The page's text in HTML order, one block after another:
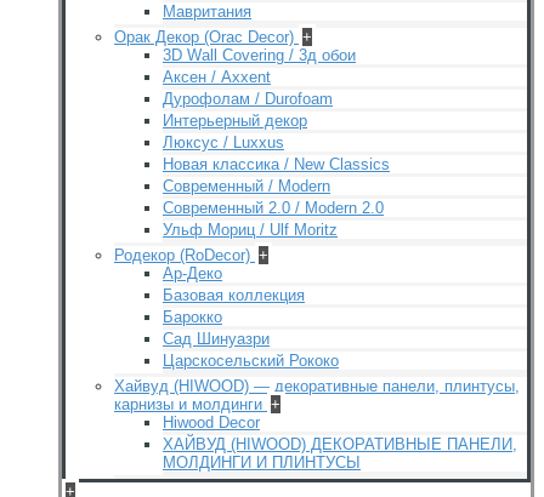
Мавритания
Орак Декор (Orac Decor) +
3D Wall Covering / 3д обои
Аксен / Axxent
Дурофолам / Durofoam
Интерьерный декор
Люксус / Luxxus
Новая классика / New Classics
Современный / Modern
Современный 2.0 / Modern 2.0
Ульф Мориц / Ulf Moritz
Родекор (RoDecor) +
Ар-Деко
Базовая коллекция
Барокко
Сад Шинуазри
Царскосельский Рококо
Хайвуд (HIWOOD) — декоративные панели, плинтусы,
карнизы и молдинги +
Hiwood Decor
ХАЙВУД (HIWOOD) ДЕКОРАТИВНЫЕ ПАНЕЛИ,
МОЛДИНГИ И ПЛИНТУСЫ
+